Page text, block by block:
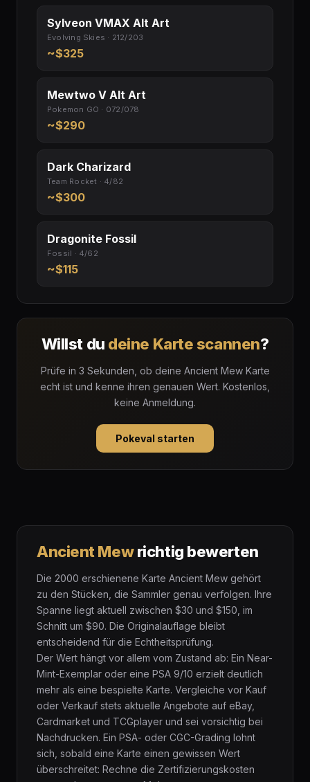
Sylveon VMAX Alt Art
Evolving Skies · 212/203
~$325
Mewtwo V Alt Art
Pokemon GO · 072/078
~$290
Dark Charizard
Team Rocket · 4/82
~$300
Dragonite Fossil
Fossil · 4/62
~$115
Willst du deine Karte scannen?
Prüfe in 3 Sekunden, ob deine Ancient Mew Karte
echt ist und kenne ihren genauen Wert. Kostenlos,
keine Anmeldung.
Pokeval starten
Ancient Mewrichtig bewerten
Die 2000 erschienene Karte Ancient Mew gehört
zu den Stücken, die Sammler genau verfolgen. Ihre
Spanne liegt aktuell zwischen $30 und $150, im
Schnitt um $90. Die Originalauflage bleibt
entscheidend für die Echtheitsprüfung.
Der Wert hängt vor allem vom Zustand ab: Ein Near-
Mint-Exemplar oder eine PSA 9/10 erzielt deutlich
mehr als eine bespielte Karte. Vergleiche vor Kauf
oder Verkauf stets aktuelle Angebote auf eBay,
Cardmarket und TCGplayer und sei vorsichtig bei
Nachdrucken. Ein PSA- oder CGC-Grading lohnt
sich, sobald eine Karte einen gewissen Wert
überschreitet: Rechne die Zertifizierungskosten